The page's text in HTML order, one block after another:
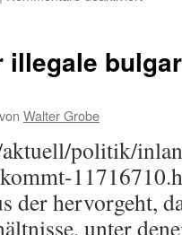
das
illegale
von Walter Grobe
politik/
der hervorgeht,
unter